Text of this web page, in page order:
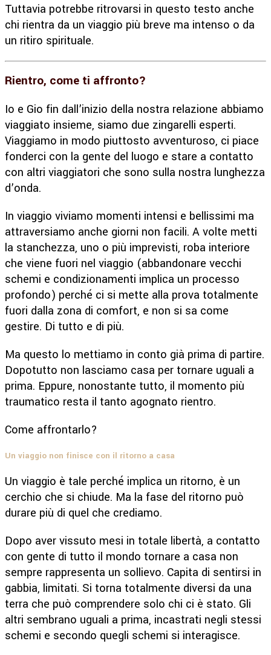
Tuttavia potrebbe ritrovarsi in questo testo anche
chi rientra da un viaggio più breve ma intenso o da
un ritiro spirituale.
Rientro, come ti affronto?
Io e Gio fin dall’inizio della nostra relazione abbiamo
viaggiato insieme, siamo due zingarelli esperti.
Viaggiamo in modo piuttosto avventuroso, ci piace
fonderci con la gente del luogo e stare a contatto
con altri viaggiatori che sono sulla nostra lunghezza
d’onda.
In viaggio viviamo momenti intensi e bellissimi ma
attraversiamo anche giorni non facili. A volte metti
la stanchezza, uno o più imprevisti, roba interiore
che viene fuori nel viaggio (abbandonare vecchi
schemi e condizionamenti implica un processo
profondo) perché ci si mette alla prova totalmente
fuori dalla zona di comfort, e non si sa come
gestire. Di tutto e di più.
Ma questo lo mettiamo in conto già prima di partire.
Dopotutto non lasciamo casa per tornare uguali a
prima. Eppure, nonostante tutto, il momento più
traumatico resta il tanto agognato rientro.
Come affrontarlo?
Un viaggio non finisce con il ritorno a casa
Un viaggio è tale perché implica un ritorno, è un
cerchio che si chiude. Ma la fase del ritorno può
durare più di quel che crediamo.
Dopo aver vissuto mesi in totale libertà, a contatto
con gente di tutto il mondo tornare a casa non
sempre rappresenta un sollievo. Capita di sentirsi in
gabbia, limitati. Si torna totalmente diversi da una
terra che può comprendere solo chi ci è stato. Gli
altri sembrano uguali a prima, incastrati negli stessi
schemi e secondo quegli schemi si interagisce.